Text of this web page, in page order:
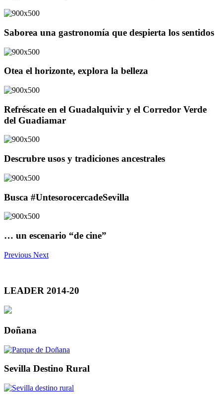
Saborea una gastronomía que despierta los sentidos
Otea el horizonte, explora la belleza
Refréscate en el Guadalquivir y el Corredor Verde
del Guadiamar
Descrubre usos y tradiciones ancestrales
Busca #UntesorocercadeSevilla
… un escenario “de cine”
Previous Next
LEADER 2014-20
Doñana
Sevilla Destino Rural